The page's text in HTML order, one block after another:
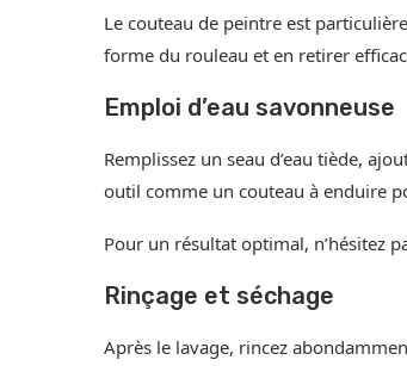
Le couteau de peintre est
forme du rouleau et en retirer
Emploi d’eau savonneuse
Remplissez un seau d’eau tiède,
outil comme un couteau à enduire
Pour un résultat optimal, n’hésitez
Rinçage et séchage
Après le lavage, rincez